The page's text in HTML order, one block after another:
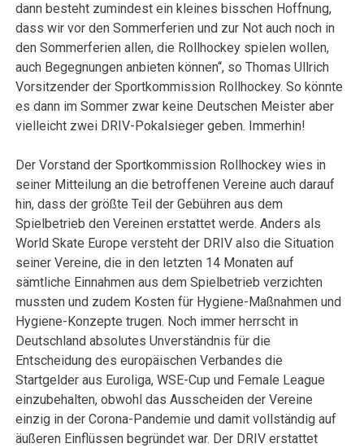
dann besteht zumindest ein kleines bisschen Hoffnung,
dass wir vor den Sommerferien und zur Not auch noch in
den Sommerferien allen, die Rollhockey spielen wollen,
auch Begegnungen anbieten können“, so Thomas Ullrich
Vorsitzender der Sportkommission Rollhockey. So könnte
es dann im Sommer zwar keine Deutschen Meister aber
vielleicht zwei DRIV-Pokalsieger geben. Immerhin!
Der Vorstand der Sportkommission Rollhockey wies in
seiner Mitteilung an die betroffenen Vereine auch darauf
hin, dass der größte Teil der Gebühren aus dem
Spielbetrieb den Vereinen erstattet werde. Anders als
World Skate Europe versteht der DRIV also die Situation
seiner Vereine, die in den letzten 14 Monaten auf
sämtliche Einnahmen aus dem Spielbetrieb verzichten
mussten und zudem Kosten für Hygiene-Maßnahmen und
Hygiene-Konzepte trugen. Noch immer herrscht in
Deutschland absolutes Unverständnis für die
Entscheidung des europäischen Verbandes die
Startgelder aus Euroliga, WSE-Cup und Female League
einzubehalten, obwohl das Ausscheiden der Vereine
einzig in der Corona-Pandemie und damit vollständig auf
äußeren Einflüssen begründet war. Der DRIV erstattet